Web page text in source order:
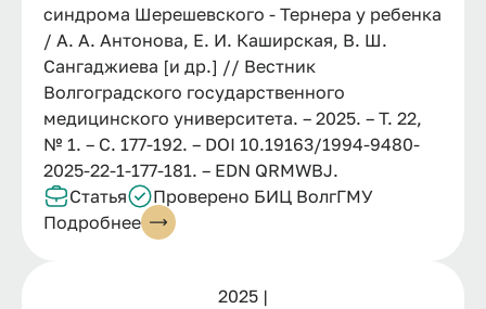
синдрома Шерешевского - Тернера у ребенка
/ А. А. Антонова, Е. И. Каширская, В. Ш.
Сангаджиева [и др.] // Вестник
Волгоградского государственного
медицинского университета. – 2025. – Т. 22,
№ 1. – С. 177-192. – DOI 10.19163/1994-9480-
2025-22-1-177-181. – EDN QRMWBJ.
Статья
Проверено БИЦ ВолгГМУ
Подробнее
2025 |